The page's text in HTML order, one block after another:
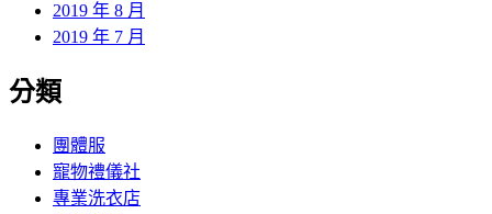
2019 年 8 月
2019 年 7 月
分類
團體服
寵物禮儀社
專業洗衣店